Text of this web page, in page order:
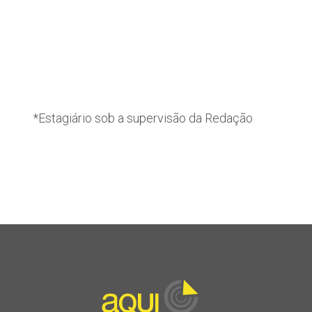
*Estagiário sob a supervisão da Redação